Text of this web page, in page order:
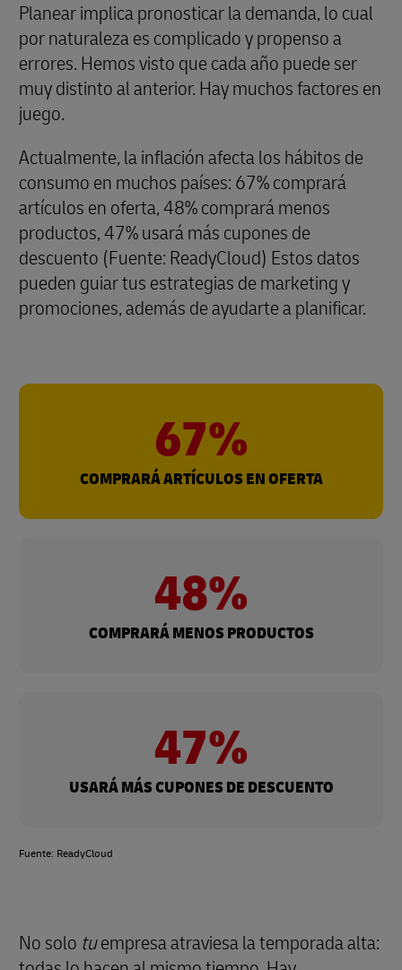
Planear implica pronosticar la demanda, lo cual
por naturaleza es complicado y propenso a
errores. Hemos visto que cada año puede ser
muy distinto al anterior. Hay muchos factores en
juego.
Actualmente, la inflación afecta los hábitos de
consumo en muchos países: 67% comprará
artículos en oferta, 48% comprará menos
productos, 47% usará más cupones de
descuento (Fuente: ReadyCloud) Estos datos
pueden guiar tus estrategias de marketing y
promociones, además de ayudarte a planificar.
67%
COMPRARÁ ARTÍCULOS EN OFERTA
48%
COMPRARÁ MENOS PRODUCTOS
47%
USARÁ MÁS CUPONES DE DESCUENTO
Fuente: ReadyCloud
No solo tuempresa atraviesa la temporada alta: